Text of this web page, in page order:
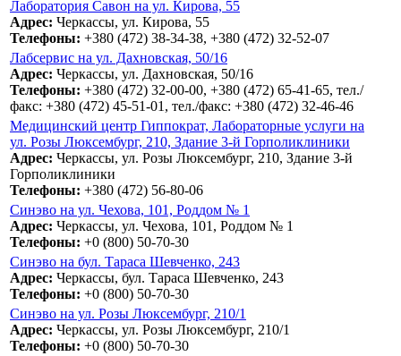
Лаборатория Савон на ул. Кирова, 55
Адрес: Черкассы, ул. Кирова, 55
Телефоны: +380 (472) 38-34-38, +380 (472) 32-52-07
Лабсервис на ул. Дахновская, 50/16
Адрес: Черкассы, ул. Дахновская, 50/16
Телефоны: +380 (472) 32-00-00, +380 (472) 65-41-65, тел./
факс: +380 (472) 45-51-01, тел./факс: +380 (472) 32-46-46
Медицинский центр Гиппократ, Лабораторные услуги на
ул. Розы Люксембург, 210, Здание 3-й Горполиклиники
Адрес: Черкассы, ул. Розы Люксембург, 210, Здание 3-й
Горполиклиники
Телефоны: +380 (472) 56-80-06
Синэво на ул. Чехова, 101, Роддом № 1
Адрес: Черкассы, ул. Чехова, 101, Роддом № 1
Телефоны: +0 (800) 50-70-30
Синэво на бул. Тараса Шевченко, 243
Адрес: Черкассы, бул. Тараса Шевченко, 243
Телефоны: +0 (800) 50-70-30
Синэво на ул. Розы Люксембург, 210/1
Адрес: Черкассы, ул. Розы Люксембург, 210/1
Телефоны: +0 (800) 50-70-30